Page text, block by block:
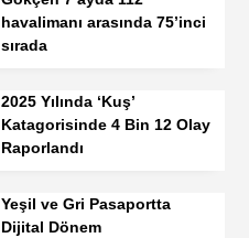
havalimanı arasında 75’inci
sırada
2025 Yılında ‘Kuş’
Katagorisinde 4 Bin 12 Olay
Raporlandı
Yeşil ve Gri Pasaportta
Dijital Dönem